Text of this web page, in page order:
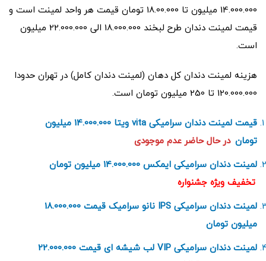
14.000.000 میلیون تا 18.00.000 تومان قیمت هر واحد لمینت است و
قیمت لمینت دندان طرح لبخند 18.000.000 الی 22.000.000 میلیون
است.
هزینه لمینت دندان کل دهان (لمینت دندان کامل) در تهران حدودا
120.000.000 تا 250 میلیون تومان است.
قیمت لمینت دندان سرامیکی vita ویتا 14.000.000 میلیون
تومان در حال حاضر عدم موجودی
لمینت دندان سرامیکی ایمکس 14.000.000 میلیون تومان
تخفیف ویژه جشنواره
لمینت دندان سرامیکی IPS نانو سرامیک قیمت 18.000.000
میلیون تومان
لمینت دندان سرامیکی VIP لب شیشه ای قیمت 22.000.000